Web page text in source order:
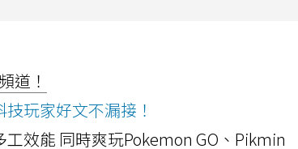
道！
玩家好文不漏接！
效能 同時爽玩Pokemon GO、Pikmin